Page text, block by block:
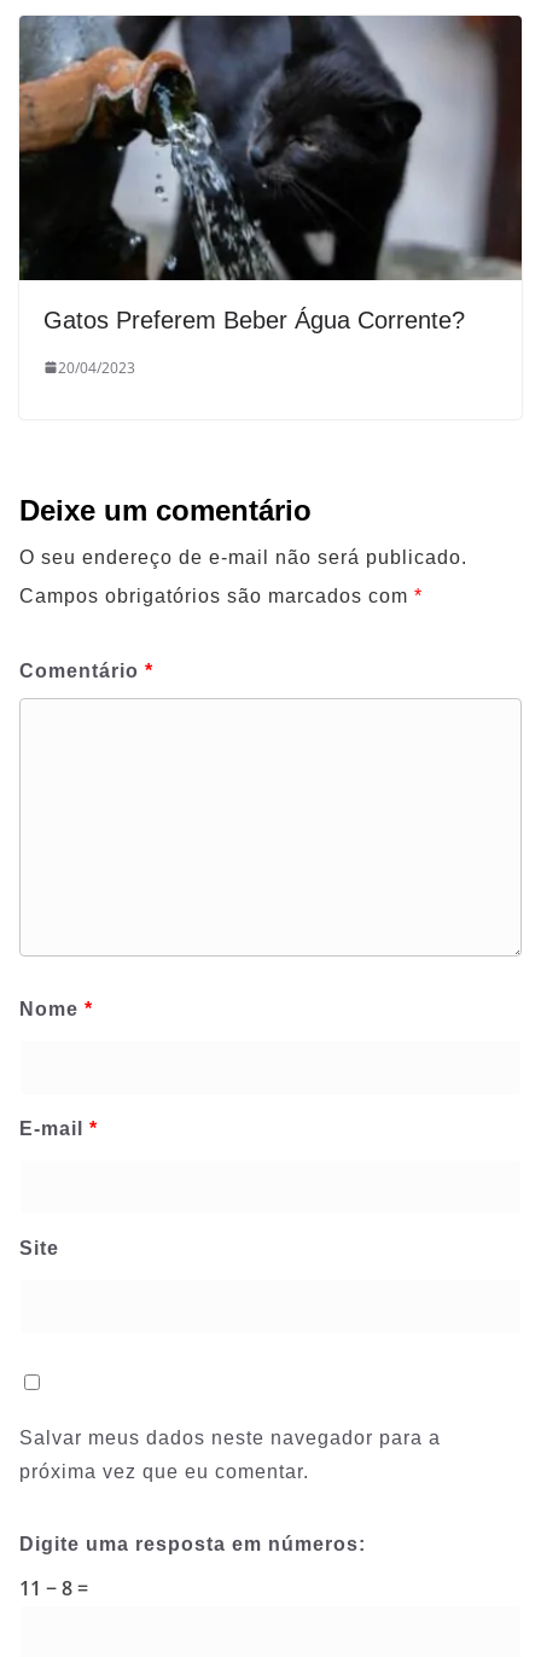
Gatos Preferem Beber Água Corrente?
20/04/2023
Deixe um comentário
O seu endereço de e-mail não será publicado.
Campos obrigatórios são marcados com *
Comentário *
Nome *
E-mail *
Site
Salvar meus dados neste navegador para a
próxima vez que eu comentar.
Digite uma resposta em números:
11 − 8 =